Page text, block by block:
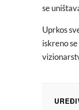
se
Uprkos
iskreno